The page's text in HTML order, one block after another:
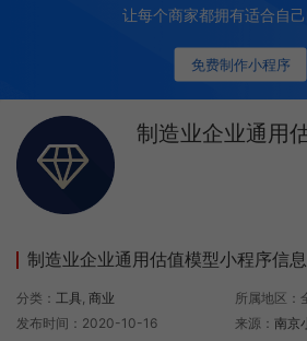
免费制作小程序
让每个商家都拥有适合自
制造业企业通用
制造业企业通用估值模型小程序信息
分类： 工具, 商业
发布时间：2020-10-16
所属地区：
来源： 南京